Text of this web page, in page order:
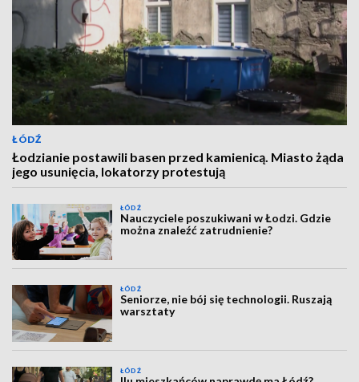
ŁÓDŹ
Łodzianie postawili basen przed kamienicą. Miasto żąda
jego usunięcia, lokatorzy protestują
ŁÓDŹ
Nauczyciele poszukiwani w Łodzi. Gdzie
można znaleźć zatrudnienie?
ŁÓDŹ
Seniorze, nie bój się technologii. Ruszają
warsztaty
ŁÓDŹ